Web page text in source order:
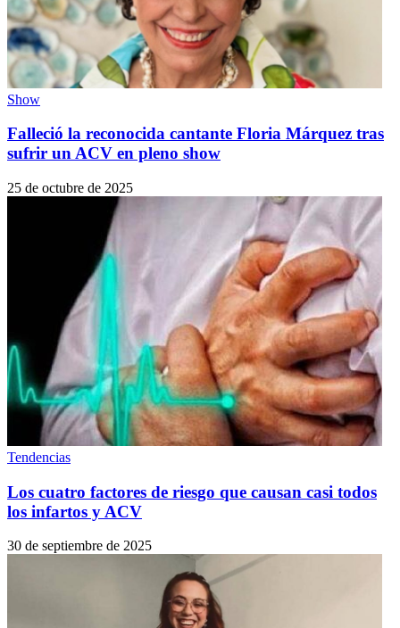
Show
Falleció la reconocida cantante Floria Márquez tras
sufrir un ACV en pleno show
25 de octubre de 2025
Tendencias
Los cuatro factores de riesgo que causan casi todos
los infartos y ACV
30 de septiembre de 2025